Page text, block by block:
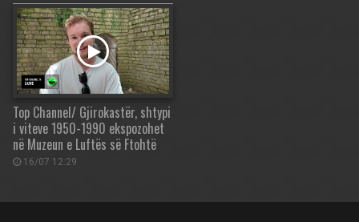
Top Channel/ Gjirokastër, shtypi
i viteve 1950-1990 ekspozohet
në Muzeun e Luftës së Ftohtë
16/07 12:29